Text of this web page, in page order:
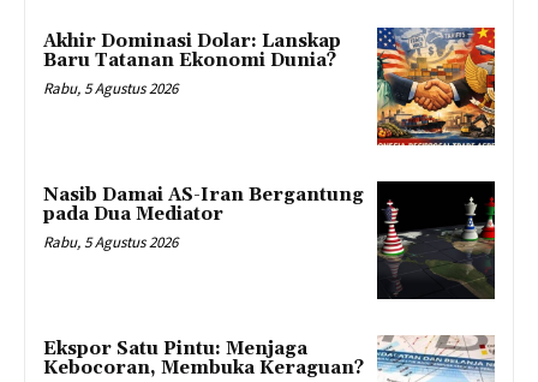
Akhir Dominasi Dolar: Lanskap
Baru Tatanan Ekonomi Dunia?
Rabu, 5 Agustus 2026
Nasib Damai AS-Iran Bergantung
pada Dua Mediator
Rabu, 5 Agustus 2026
Ekspor Satu Pintu: Menjaga
Kebocoran, Membuka Keraguan?